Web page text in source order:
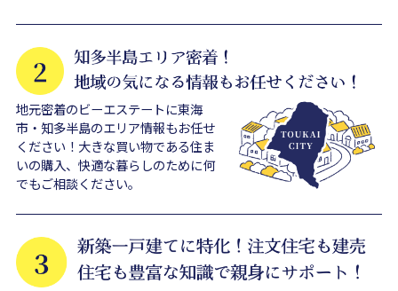
地元密着のビーエステートに東海
市・知多半島のエリア情報もお任せ
ください！大きな買い物である住ま
いの購入、快適な暮らしのために何
でもご相談ください。